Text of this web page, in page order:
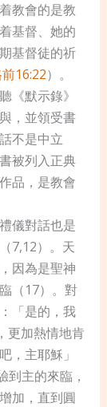
教會的是教
基督、她的
基督徒的祈
16:22）。
《默示錄》
，並領受書
不是中立
被列入正典
品，是教會
儀對話也是
7,12）。天
因為是聖神
（17）。對
「是的，我
更加熱情地肯
，主耶穌」
到主的來臨，
加，直到圓